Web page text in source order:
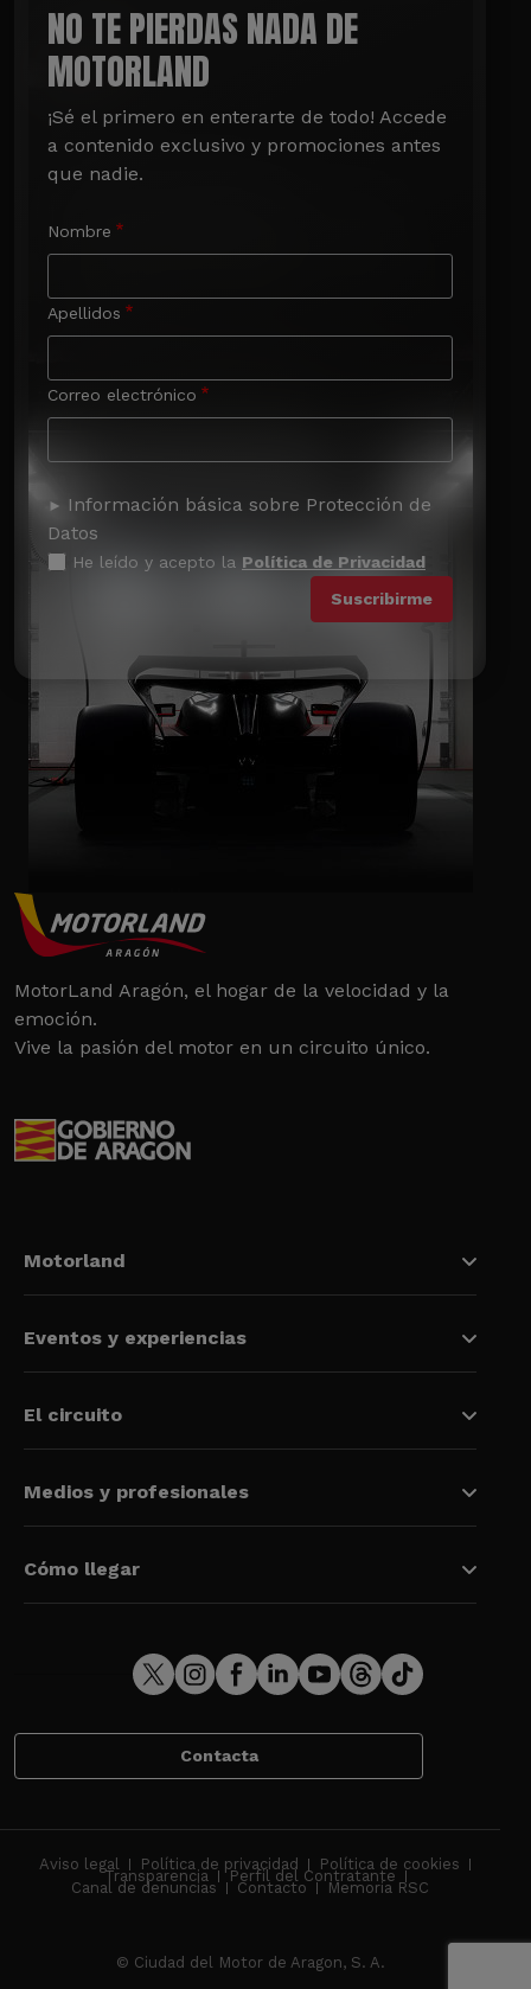
NO TE PIERDAS NADA DE
MOTORLAND
¡Sé el primero en enterarte de todo! Accede
a contenido exclusivo y promociones antes
que nadie.
Nombre
Apellidos
Correo electrónico
Información básica sobre Protección de
Datos
He leído y acepto la Política de Privacidad
MotorLand Aragón, el hogar de la velocidad y la
emoción.
Vive la pasión del motor en un circuito único.
Motorland
Eventos y experiencias
El circuito
Medios y profesionales
Cómo llegar
Contacta
Aviso legal Política de privacidad Política de cookies
Transparencia Perfil del Contratante
Canal de denuncias Contacto Memoria RSC
© Ciudad del Motor de Aragon, S. A.